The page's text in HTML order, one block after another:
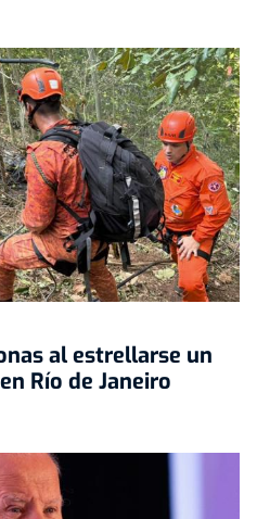
al estrellarse un
Río de Janeiro